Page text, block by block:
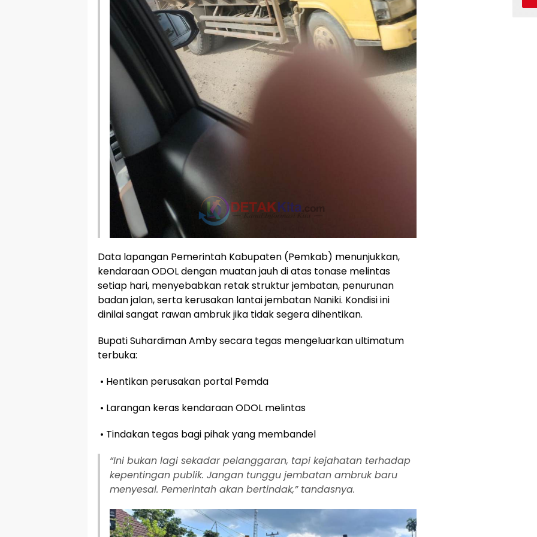
Data lapangan Pemerintah Kabupaten (Pemkab) menunjukkan,
kendaraan ODOL dengan muatan jauh di atas tonase melintas
setiap hari, menyebabkan retak struktur jembatan, penurunan
badan jalan, serta kerusakan lantai jembatan Naniki. Kondisi ini
dinilai sangat rawan ambruk jika tidak segera dihentikan.
Bupati Suhardiman Amby secara tegas mengeluarkan ultimatum
terbuka:
• Hentikan perusakan portal Pemda
• Larangan keras kendaraan ODOL melintas
• Tindakan tegas bagi pihak yang membandel
“Ini bukan lagi sekadar pelanggaran, tapi kejahatan terhadap
kepentingan publik. Jangan tunggu jembatan ambruk baru
menyesal. Pemerintah akan bertindak,” tandasnya.